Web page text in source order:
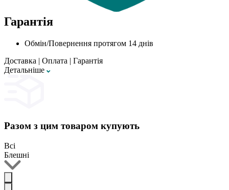
Гарантія
Обмін/Повернення протягом 14 днів
Доставка | Оплата | Гарантія
Детальнiше
Разом з цим товаром купують
Всі
Блешні